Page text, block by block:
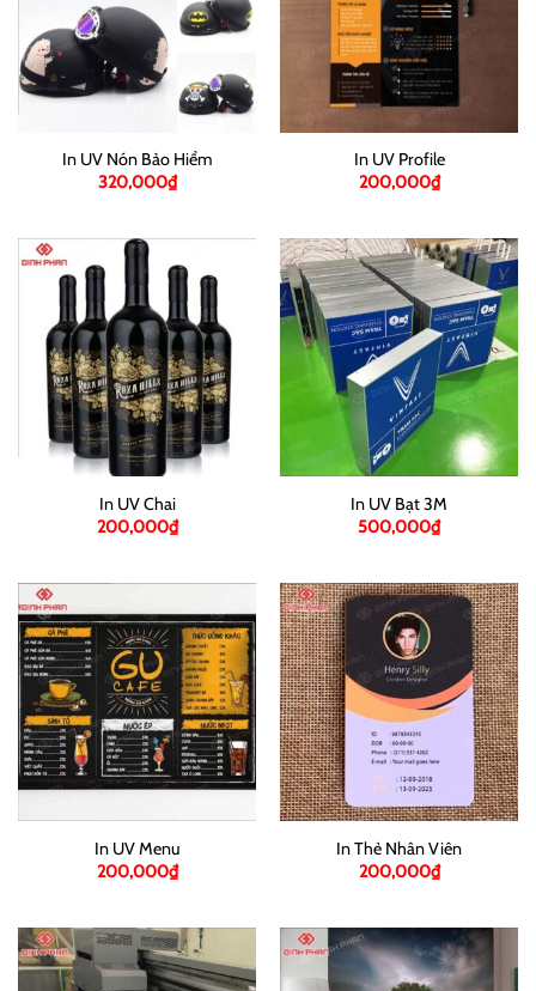
In UV Nón Bảo Hiểm
320,000₫
In UV Profile
200,000₫
In UV Chai
200,000₫
In UV Bạt 3M
500,000₫
In UV Menu
200,000₫
In Thẻ Nhân Viên
200,000₫